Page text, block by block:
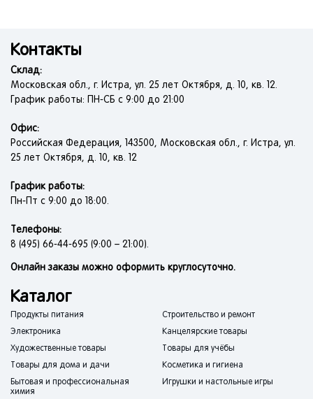
Контакты
Склад:
Московская обл., г. Истра, ул. 25 лет Октября, д. 10, кв. 12.
График работы: ПН-СБ с 9:00 до 21:00
Офис:
Российская Федерация, 143500, Московская обл., г. Истра, ул.
25 лет Октября, д. 10, кв. 12
График работы:
Пн-Пт с 9:00 до 18:00.
Телефоны:
8 (495) 66-44-695 (9:00 – 21:00).
Онлайн заказы можно оформить круглосуточно.
Каталог
Продукты питания
Строительство и ремонт
Электроника
Канцелярские товары
Художественные товары
Товары для учёбы
Товары для дома и дачи
Косметика и гигиена
Бытовая и профессиональная
химия
Игрушки и настольные игры